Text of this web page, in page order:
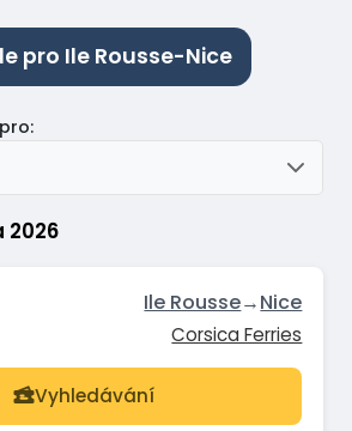
pro Ile Rousse-Nice
2026
:
Ile Rousse→Nice
Corsica Ferries
Vyhledávání